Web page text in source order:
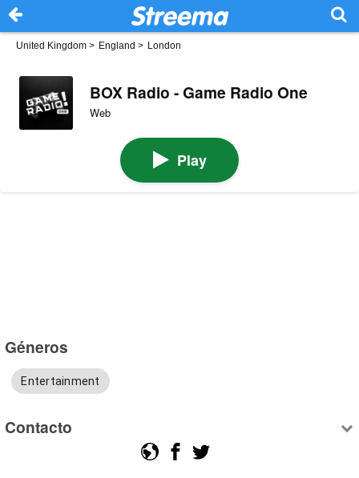
United Kingdom > England > London
BOX Radio - Game Radio One
Web
Play
Géneros
Entertainment
Contacto